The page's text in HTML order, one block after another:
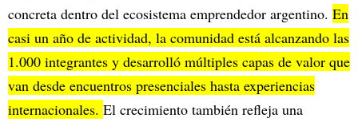
concreta dentro del ecosistema emprendedor argentino. En
casi un año de actividad, la comunidad está alcanzando las
1.000 integrantes y desarrolló múltiples capas de valor que
van desde encuentros presenciales hasta experiencias
internacionales. El crecimiento también refleja una